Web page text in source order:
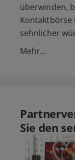
überwinden,
Kontaktbörse
sehnlicher
Mehr…
Sie den